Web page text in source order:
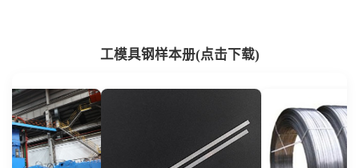
工模具钢样本册(点击下载)